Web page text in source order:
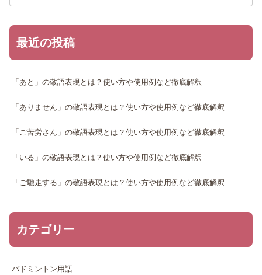
最近の投稿
「あと」の敬語表現とは？使い方や使用例など徹底解釈
「ありません」の敬語表現とは？使い方や使用例など徹底解釈
「ご苦労さん」の敬語表現とは？使い方や使用例など徹底解釈
「いる」の敬語表現とは？使い方や使用例など徹底解釈
「ご馳走する」の敬語表現とは？使い方や使用例など徹底解釈
カテゴリー
バドミントン用語